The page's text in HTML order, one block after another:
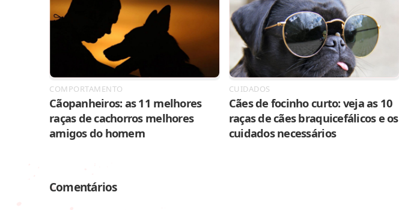
COMPORTAMENTO
Cãopanheiros: as 11 melhores
raças de cachorros melhores
amigos do homem
CUIDADOS
Cães de focinho curto: veja as 10
raças de cães braquicefálicos e os
cuidados necessários
Comentários